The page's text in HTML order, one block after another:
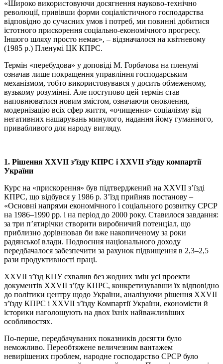
«Широко використовуючи досягнення науково-технічно
революції, привівши форми соціалістичного господарства
відповідно до сучасних умов і потреб, ми повинні добитися
істотного прискорення соціально-економічного прогресу.
Іншого шляху просто немає», – відзначалося на квітневому
(1985 р.) Пленумі ЦК КПРС.
Термін «перебудова» у доповіді М. Горбачова на пленумі
означав лише покращення управління господарським
механізмом, тобто використовувався у досить обмеженому,
вузькому розумінні. Але поступово цей термін став
наповнюватися новим змістом, означаючи оновлення,
модернізацію всіх сфер життя, «очищення» соціалізму від
негативних нашарувань минулого, надання йому гуманного,
привабливого для народу вигляду.
1. Рішення ХХVІІ з’їзду КПРС і ХХVІІ з’їзду компартії
України
Курс на «прискорення» був підтверджений на XXVІІ з’їзді
КПРС, що відбувся у 1986 р. З’їзд прийняв постанову –
«Основні напрями економічного і соціального розвитку СРСР
на 1986–1990 рр. і на період до 2000 року. Ставилося завдання:
за три п’ятирічки створити виробничий потенціал, що
приблизно дорівнював би вже накопиченому за роки
радянської влади. Подвоєння національного доходу
передбачалося забезпечити за рахунок підвищення в 2,3–2,5
рази продуктивності праці.
ХХVІІ з’їзд КПУ схвалив без жодних змін усі проекти
документів ХХVІІ з’їду КПРС, конкретизувавши їх відповідно
до політики центру щодо України, аналізуючи рішення ХХVІІ
з’їзду КПРС і ХХVІІ з’їзду Компартії України, економісти й
історики наголошують на двох їхніх найважливіших
особливостях.
По-перше, передбачуваних показників досягти було
неможливо. Переобтяжене величезним вантажем
невирішених проблем, народне господарство СРСР було